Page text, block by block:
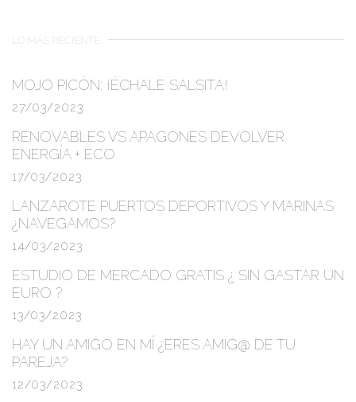
LO MÁS RECIENTE
MOJO PICÓN: ¡ÉCHALE SALSITA!
27/03/2023
RENOVABLES VS APAGONES DEVOLVER
ENERGÍA + ECO
17/03/2023
LANZAROTE PUERTOS DEPORTIVOS Y MARINAS
¿NAVEGAMOS?
14/03/2023
ESTUDIO DE MERCADO GRATIS ¿ SIN GASTAR UN
EURO ?
13/03/2023
HAY UN AMIGO EN MÍ ¿ERES AMIG@ DE TU
PAREJA?
12/03/2023